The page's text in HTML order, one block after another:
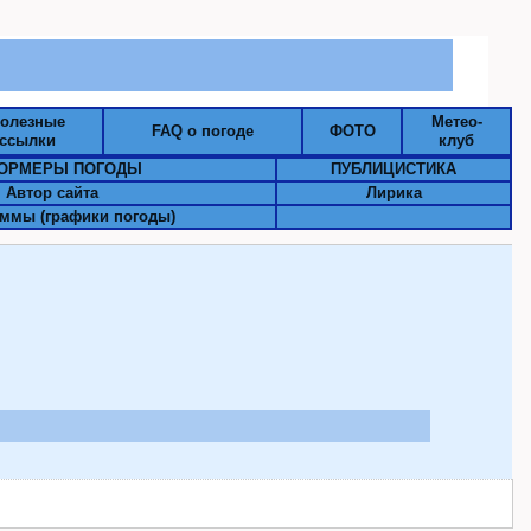
ссылки
FAQ о погоде ФОТО
Метео-
клуб
ПОГОДЫ
ПУБЛИЦИСТИКА
Автор сайта
Лирика
(графики погоды)